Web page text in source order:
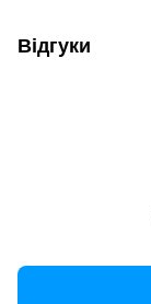
Відгуки